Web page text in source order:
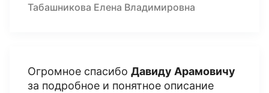
Табашникова Елена Владимировна
Огромное спасибо Давиду Арамовичу
за подробное и понятное описание